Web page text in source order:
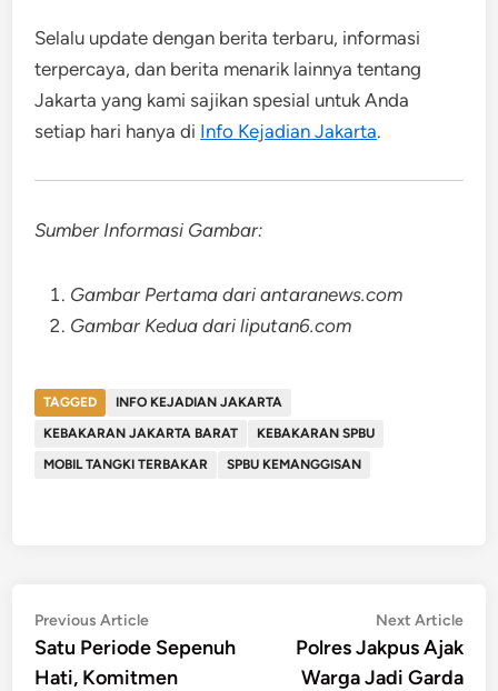
Selalu update dengan berita terbaru, informasi
terpercaya, dan berita menarik lainnya tentang
Jakarta yang kami sajikan spesial untuk Anda
setiap hari hanya di Info Kejadian Jakarta.
Sumber Informasi Gambar:
Gambar Pertama dari antaranews.com
Gambar Kedua dari liputan6.com
TAGGED
INFO KEJADIAN JAKARTA
KEBAKARAN JAKARTA BARAT
KEBAKARAN SPBU
MOBIL TANGKI TERBAKAR
SPBU KEMANGGISAN
Post
navigation
Previous ArticlePrevious
article:
Satu Periode Sepenuh
Hati, Komitmen
Next Article
Polres Jakpus Ajak
Warga Jadi Garda